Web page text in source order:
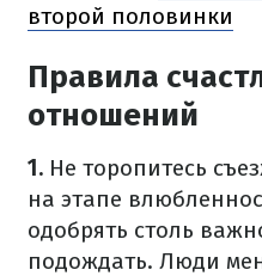
второй половинки
Правила
отношений
1. Не торопитесь
на этапе
одобрять столь
подождать. Люди